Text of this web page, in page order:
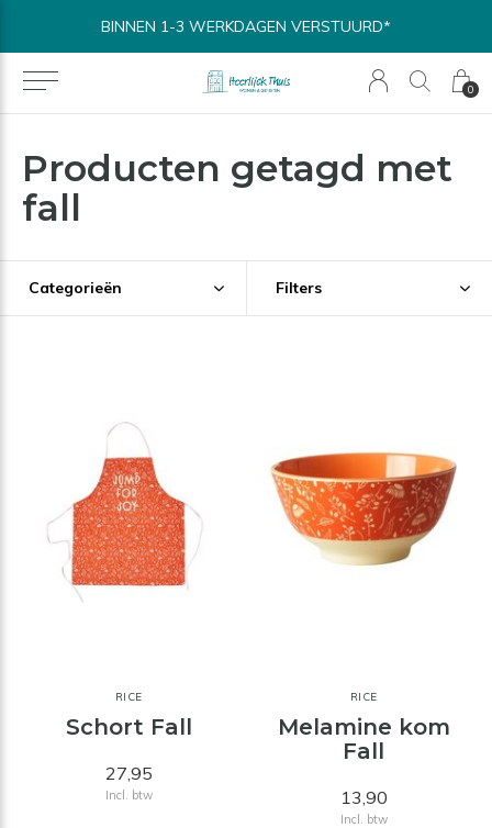
0
BINNEN 1-3 WERKDAGEN VERSTUURD*
Producten getagd met
fall
Categorieën Filters
RICE
Schort Fall
27,95
Incl. btw
RICE
Melamine kom
Fall
13,90
Incl. btw